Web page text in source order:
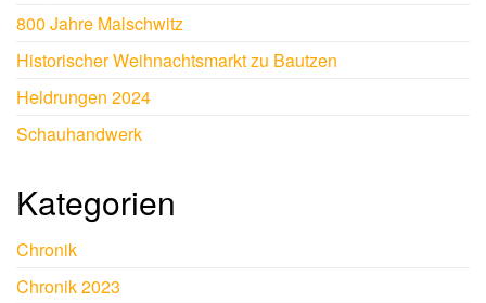
800 Jahre Malschwitz
Historischer Weihnachtsmarkt zu Bautzen
Heldrungen 2024
Schauhandwerk
Kategorien
Chronik
Chronik 2023